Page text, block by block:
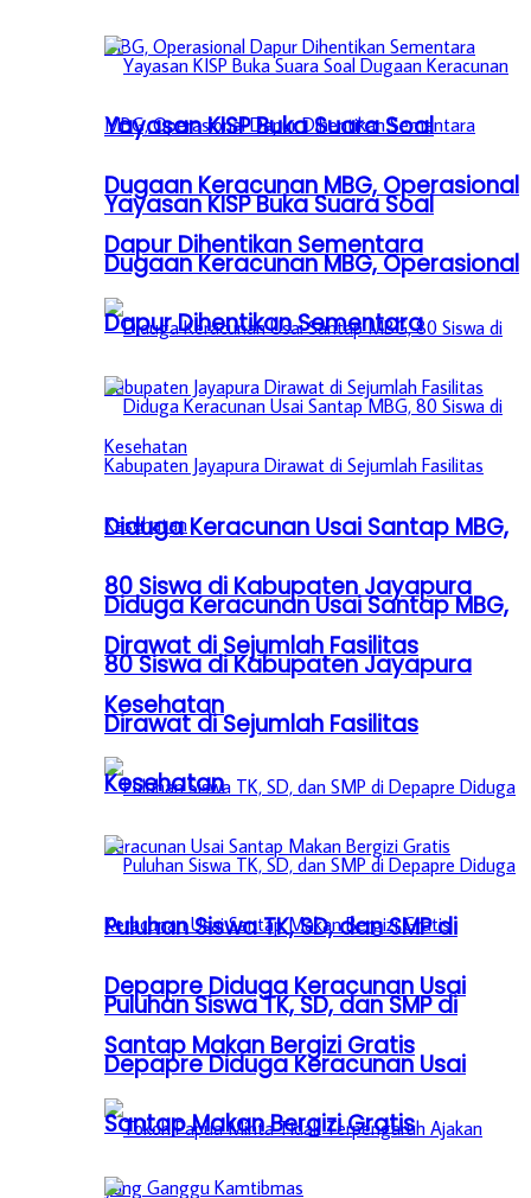
Yayasan KISP Buka Suara Soal
Dugaan Keracunan MBG, Operasional
Dapur Dihentikan Sementara
Diduga Keracunan Usai Santap MBG,
80 Siswa di Kabupaten Jayapura
Dirawat di Sejumlah Fasilitas
Kesehatan
Puluhan Siswa TK, SD, dan SMP di
Depapre Diduga Keracunan Usai
Santap Makan Bergizi Gratis
Yayasan KISP Buka Suara Soal
Dugaan Keracunan MBG, Operasional
Dapur Dihentikan Sementara
Diduga Keracunan Usai Santap MBG,
80 Siswa di Kabupaten Jayapura
Dirawat di Sejumlah Fasilitas
Kesehatan
Puluhan Siswa TK, SD, dan SMP di
Depapre Diduga Keracunan Usai
Santap Makan Bergizi Gratis